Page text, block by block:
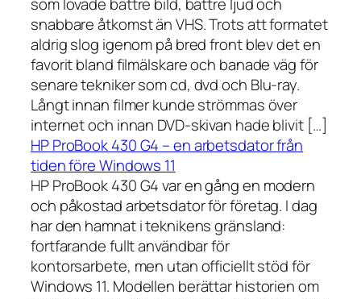
som lovade bättre bild, bättre ljud och
snabbare åtkomst än VHS. Trots att formatet
aldrig slog igenom på bred front blev det en
favorit bland filmälskare och banade väg för
senare tekniker som cd, dvd och Blu-ray.
Långt innan filmer kunde strömmas över
internet och innan DVD-skivan hade blivit […]
HP ProBook 430 G4 – en arbetsdator från
tiden före Windows 11
HP ProBook 430 G4 var en gång en modern
och påkostad arbetsdator för företag. I dag
har den hamnat i teknikens gränsland:
fortfarande fullt användbar för
kontorsarbete, men utan officiellt stöd för
Windows 11. Modellen berättar historien om